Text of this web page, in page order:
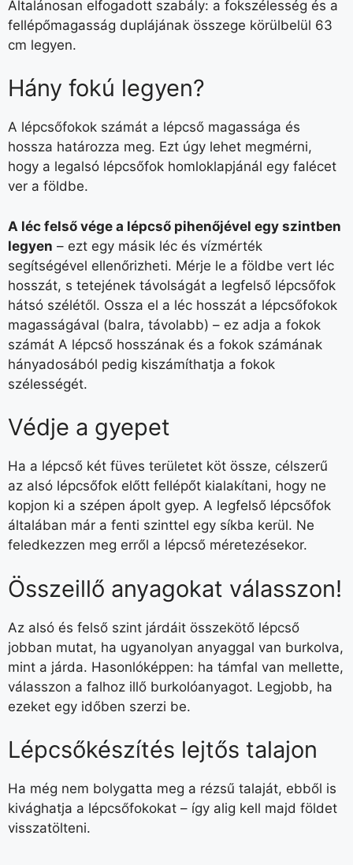
Általánosan elfogadott szabály: a fokszélesség és a
fellépőmagasság duplájának összege körülbelül 63
cm legyen.
Hány fokú legyen?
A lépcsőfokok számát a lépcső magassága és
hossza határozza meg. Ezt úgy lehet megmérni,
hogy a legalsó lépcsőfok homloklapjánál egy falécet
ver a földbe.
A léc felső vége a lépcső pihenőjével egy szintben
legyen – ezt egy másik léc és vízmérték
segítségével ellenőrizheti. Mérje le a földbe vert léc
hosszát, s tetejének távolságát a legfelső lépcsőfok
hátsó szélétől. Ossza el a léc hosszát a lépcsőfokok
magasságával (balra, távolabb) – ez adja a fokok
számát A lépcső hosszának és a fokok számának
hányadosából pedig kiszámíthatja a fokok
szélességét.
Védje a gyepet
Ha a lépcső két füves területet köt össze, célszerű
az alsó lépcsőfok előtt fellépőt kialakítani, hogy ne
kopjon ki a szépen ápolt gyep. A legfelső lépcsőfok
általában már a fenti szinttel egy síkba kerül. Ne
feledkezzen meg erről a lépcső méretezésekor.
Összeillő anyagokat válasszon!
Az alsó és felső szint járdáit összekötő lépcső
jobban mutat, ha ugyanolyan anyaggal van burkolva,
mint a járda. Hasonlóképpen: ha támfal van mellette,
válasszon a falhoz illő burkolóanyagot. Legjobb, ha
ezeket egy időben szerzi be.
Lépcsőkészítés lejtős talajon
Ha még nem bolygatta meg a rézsű ta­laját, ebből is
kivághatja a lépcsőfokokat – így alig kell majd földet
visszatölteni.